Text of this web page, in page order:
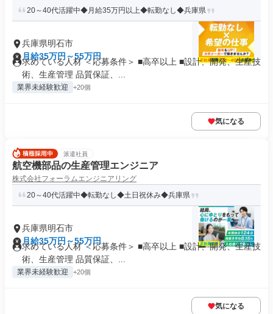
20～40代活躍中◆月給35万円以上◆転勤なし◆兵庫県
兵庫県明石市
月給35万円～55万円
求めている人材 ＜応募条件＞ ■高卒以上 ■設計、開発、生産技
術、生産管理 品質保証、...
業界未経験歓迎 +20個
気になる
派遣社員
航空機部品の生産管理エンジニア
株式会社フォーラムエンジニアリング
20～40代活躍中◆転勤なし◆土日祝休み◆兵庫県
兵庫県明石市
月給35万円～55万円
求めている人材 ＜応募条件＞ ■高卒以上 ■設計、開発、生産技
術、生産管理 品質保証、...
業界未経験歓迎 +20個
気になる